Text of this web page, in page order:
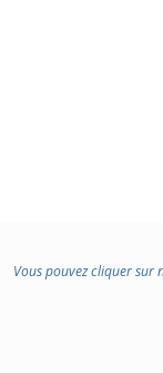
Vous pouvez cliquer